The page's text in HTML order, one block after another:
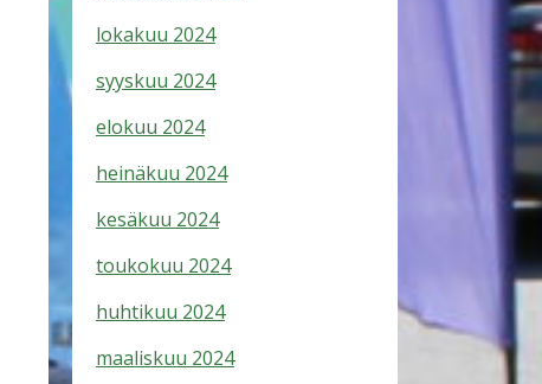
lokakuu 2024
syyskuu 2024
elokuu 2024
heinäkuu 2024
kesäkuu 2024
toukokuu 2024
huhtikuu 2024
maaliskuu 2024